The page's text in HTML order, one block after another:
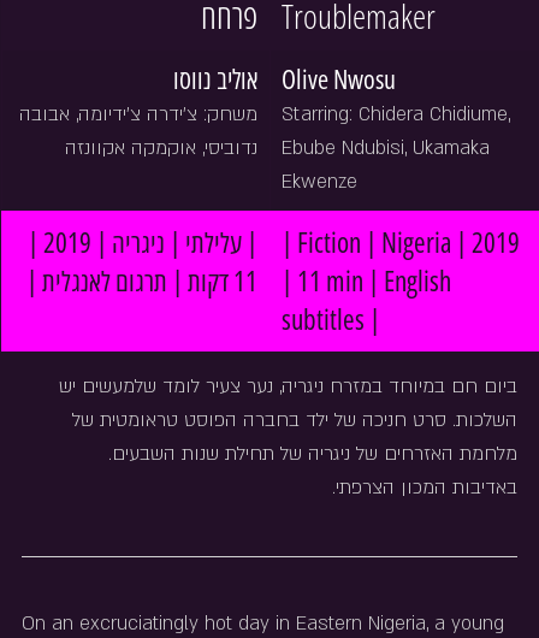
פרחח Troublemaker
אוליב נווסו
משחק: צ׳ידרה צ׳ידיומה, אבובה
נדוביסי, אוקמקה אקוונזה
Olive Nwosu
Starring: Chidera Chidiume,
Ebube Ndubisi, Ukamaka
Ekwenze
| עלילתי | ניגריה | 2019 |
11 דקות | תרגום לאנגלית |
| Fiction | Nigeria | 2019
| 11 min | English
subtitles |
ביום חם במיוחד במזרח ניגריה, נער צעיר לומד שלמעשים יש
השלכות. סרט חניכה של ילד בחברה הפוסט טראומטית של
מלחמת האזרחים של ניגריה של תחילת שנות השבעים.
באדיבות המכון הצרפתי.
On an excruciatingly hot day in Eastern Nigeria, a young